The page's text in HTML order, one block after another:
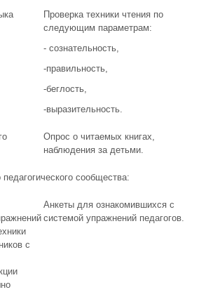
Проверка техники чтения по
следующим параметрам:
- сознательность,
-правильность,
-беглость,
-выразительность.
Опрос о читаемых книгах,
наблюдения за детьми.
сообщества:
с
Анкеты для ознакомившихся с
системой упражнений педагогов.